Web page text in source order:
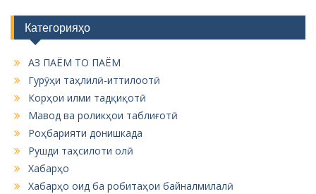
Категорияҳо
АЗ ПАЁМ ТО ПАЁМ
Гурӯҳи таҳлилӣ-иттилоотӣ
Корҳои илми тадқиқотӣ
Мавод ва роликҳои таблиғотӣ
Роҳбарияти донишкада
Рушди таҳсилоти олӣ
Хабарҳо
Хабарҳо оид ба робитаҳои байналмилалӣ